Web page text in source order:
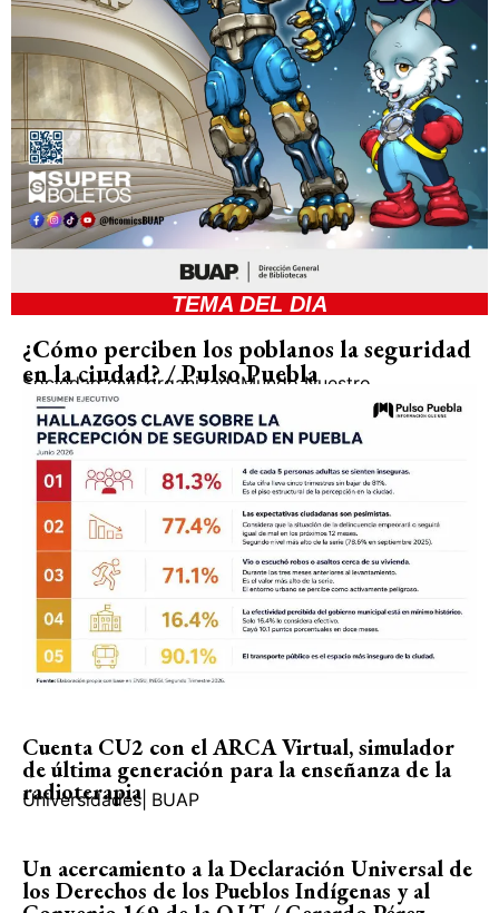
TEMA DEL DIA
¿Cómo perciben los poblanos la seguridad
en la ciudad? / Pulso Puebla
Sociedad civil organizadaMundo Nuestro
Cuenta CU2 con el ARCA Virtual, simulador
de última generación para la enseñanza de la
radioterapia
Universidades| BUAP
Un acercamiento a la Declaración Universal de
los Derechos de los Pueblos Indígenas y al